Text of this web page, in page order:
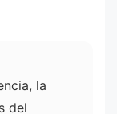
la
del